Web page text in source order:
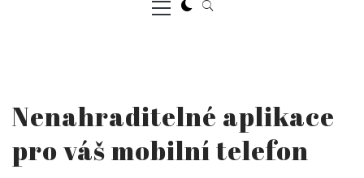
Menu
Nenahraditelné aplikace
pro váš mobilní telefon